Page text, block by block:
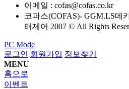
이메일 : cofas@cofas.co.kr
코파스(COFAS)- GGM.LS메
터제어 2007 © All Rights
PC Mode
로그인 회원가입 정보찾기
MENU
홈으로
이벤트